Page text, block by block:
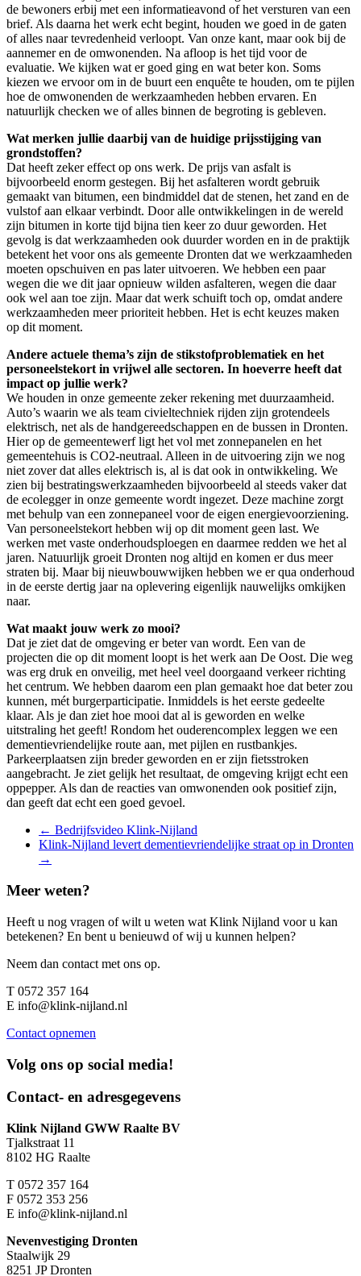
de bewoners erbij met een informatieavond of het versturen van een
brief. Als daarna het werk echt begint, houden we goed in de gaten
of alles naar tevredenheid verloopt. Van onze kant, maar ook bij de
aannemer en de omwonenden. Na afloop is het tijd voor de
evaluatie. We kijken wat er goed ging en wat beter kon. Soms
kiezen we ervoor om in de buurt een enquête te houden, om te pijlen
hoe de omwonenden de werkzaamheden hebben ervaren. En
natuurlijk checken we of alles binnen de begroting is gebleven.
Wat merken jullie daarbij van de huidige prijsstijging van
grondstoffen?
Dat heeft zeker effect op ons werk. De prijs van asfalt is
bijvoorbeeld enorm gestegen. Bij het asfalteren wordt gebruik
gemaakt van bitumen, een bindmiddel dat de stenen, het zand en de
vulstof aan elkaar verbindt. Door alle ontwikkelingen in de wereld
zijn bitumen in korte tijd bijna tien keer zo duur geworden. Het
gevolg is dat werkzaamheden ook duurder worden en in de praktijk
betekent het voor ons als gemeente Dronten dat we werkzaamheden
moeten opschuiven en pas later uitvoeren. We hebben een paar
wegen die we dit jaar opnieuw wilden asfalteren, wegen die daar
ook wel aan toe zijn. Maar dat werk schuift toch op, omdat andere
werkzaamheden meer prioriteit hebben. Het is echt keuzes maken
op dit moment.
Andere actuele thema’s zijn de stikstofproblematiek en het
personeelstekort in vrijwel alle sectoren. In hoeverre heeft dat
impact op jullie werk?
We houden in onze gemeente zeker rekening met duurzaamheid.
Auto’s waarin we als team civieltechniek rijden zijn grotendeels
elektrisch, net als de handgereedschappen en de bussen in Dronten.
Hier op de gemeentewerf ligt het vol met zonnepanelen en het
gemeentehuis is CO2-neutraal. Alleen in de uitvoering zijn we nog
niet zover dat alles elektrisch is, al is dat ook in ontwikkeling. We
zien bij bestratingswerkzaamheden bijvoorbeeld al steeds vaker dat
de ecolegger in onze gemeente wordt ingezet. Deze machine zorgt
met behulp van een zonnepaneel voor de eigen energievoorziening.
Van personeelstekort hebben wij op dit moment geen last. We
werken met vaste onderhoudsploegen en daarmee redden we het al
jaren. Natuurlijk groeit Dronten nog altijd en komen er dus meer
straten bij. Maar bij nieuwbouwwijken hebben we er qua onderhoud
in de eerste dertig jaar na oplevering eigenlijk nauwelijks omkijken
naar.
Wat maakt jouw werk zo mooi?
Dat je ziet dat de omgeving er beter van wordt. Een van de
projecten die op dit moment loopt is het werk aan De Oost. Die weg
was erg druk en onveilig, met heel veel doorgaand verkeer richting
het centrum. We hebben daarom een plan gemaakt hoe dat beter zou
kunnen, mét burgerparticipatie. Inmiddels is het eerste gedeelte
klaar. Als je dan ziet hoe mooi dat al is geworden en welke
uitstraling het geeft! Rondom het ouderencomplex leggen we een
dementievriendelijke route aan, met pijlen en rustbankjes.
Parkeerplaatsen zijn breder geworden en er zijn fietsstroken
aangebracht. Je ziet gelijk het resultaat, de omgeving krijgt echt een
oppepper. Als dan de reacties van omwonenden ook positief zijn,
dan geeft dat echt een goed gevoel.
Berichten
navigatie
← Bedrijfsvideo Klink-Nijland
Klink-Nijland levert dementievriendelijke straat op in Dronten
→
Meer weten?
Heeft u nog vragen of wilt u weten wat Klink Nijland voor u kan
betekenen? En bent u benieuwd of wij u kunnen helpen?
Neem dan contact met ons op.
T 0572 357 164
E info@klink-nijland.nl
Contact opnemen
Volg ons op social media!
Contact- en adresgegevens
Klink Nijland GWW Raalte BV
Tjalkstraat 11
8102 HG Raalte
T 0572 357 164
F 0572 353 256
E info@klink-nijland.nl
Nevenvestiging Dronten
Staalwijk 29
8251 JP Dronten